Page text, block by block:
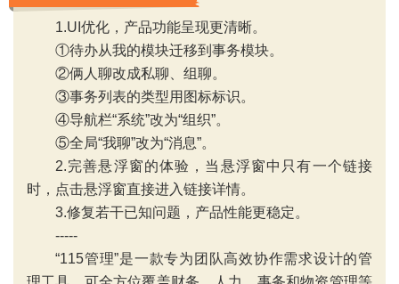
1.UI优化，产品功能呈现更清晰。
①待办从我的模块迁移到事务模块。
②俩人聊改成私聊、组聊。
③事务列表的类型用图标标识。
④导航栏“系统”改为“组织”。
⑤全局“我聊”改为“消息”。
2.完善悬浮窗的体验，当悬浮窗中只有一个链接
时，点击悬浮窗直接进入链接详情。
3.修复若干已知问题，产品性能更稳定。
-----
“115管理”是一款专为团队高效协作需求设计的管